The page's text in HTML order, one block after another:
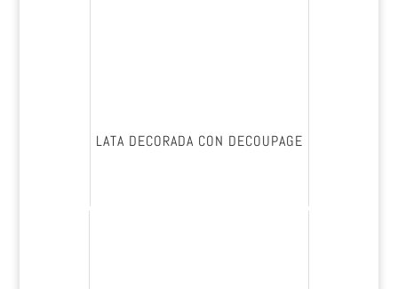
LATA DECORADA CON DECOUPAGE